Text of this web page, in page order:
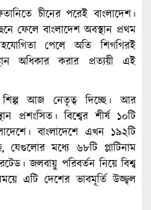
চীনের পরেই বাংলাদেশ।
ফেলে বাংলাদেশ অবস্থান প্রথম
পেলে অতি শিগগিরই
অধিকার করার প্রত্যয়ী এই
আজ নেতৃত্ব দিচ্ছে। আর
প্রশংসিত। বিশ্বের শীর্ষ ১০টি
বাংলাদেশে এখন ১৯২টি
যেগুলোর মধ্যে ৬৮টি প্লাটিনাম
জলবায়ু পরিবর্তন নিয়ে বিশ্ব
এটি দেশের ভাবমূর্তি উজ্জ্বল